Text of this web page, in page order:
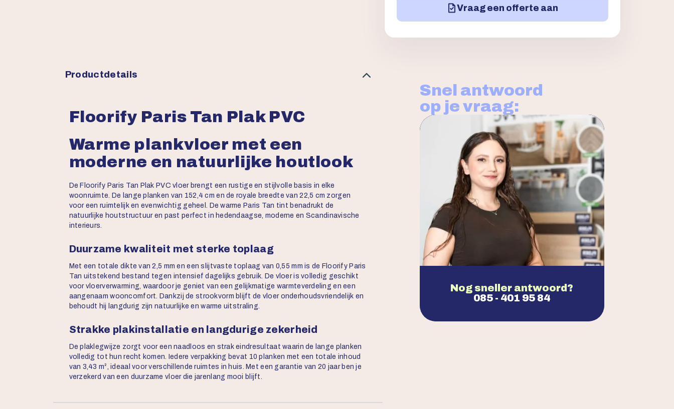
Vraag een offerte aan
Productdetails
Floorify Paris Tan Plak PVC
Warme plankvloer met een
moderne en natuurlijke houtlook
De Floorify Paris Tan Plak PVC vloer brengt een rustige en stijlvolle basis in elke
woonruimte. De lange planken van 152,4 cm en de royale breedte van 22,5 cm zorgen
voor een ruimtelijk en evenwichtig geheel. De warme Paris Tan tint benadrukt de
natuurlijke houtstructuur en past perfect in hedendaagse, moderne en Scandinavische
interieurs.
Duurzame kwaliteit met sterke toplaag
Met een totale dikte van 2,5 mm en een slijtvaste toplaag van 0,55 mm is de Floorify Paris
Tan uitstekend bestand tegen intensief dagelijks gebruik. De vloer is volledig geschikt
voor vloerverwarming, waardoor je geniet van een gelijkmatige warmteverdeling en een
aangenaam wooncomfort. Dankzij de strookvorm blijft de vloer onderhoudsvriendelijk en
behoudt hij langdurig zijn natuurlijke en warme uitstraling.
Strakke plakinstallatie en langdurige zekerheid
De plaklegwijze zorgt voor een naadloos en strak eindresultaat waarin de lange planken
volledig tot hun recht komen. Iedere verpakking bevat 10 planken met een totale inhoud
van 3,43 m², ideaal voor verschillende ruimtes in huis. Met een garantie van 20 jaar ben je
verzekerd van een duurzame vloer die jarenlang mooi blijft.
Snel antwoord
op je vraag:
Nog sneller antwoord?
085 - 401 95 84